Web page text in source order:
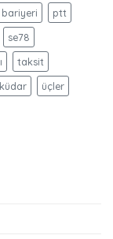
ptt
se78
taksit
üçler